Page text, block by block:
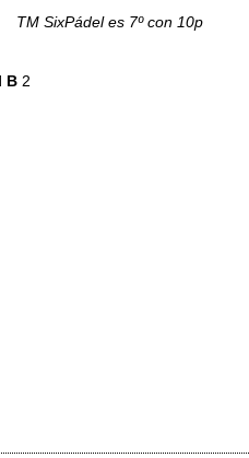
TM SixPádel es 7º con 10p
B 2